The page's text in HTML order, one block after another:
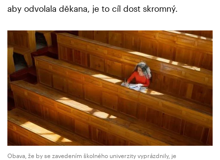
aby odvolala děkana, je to cíl dost skromný.
Obava, že by se zavedením školného univerzity vyprázdnily, je